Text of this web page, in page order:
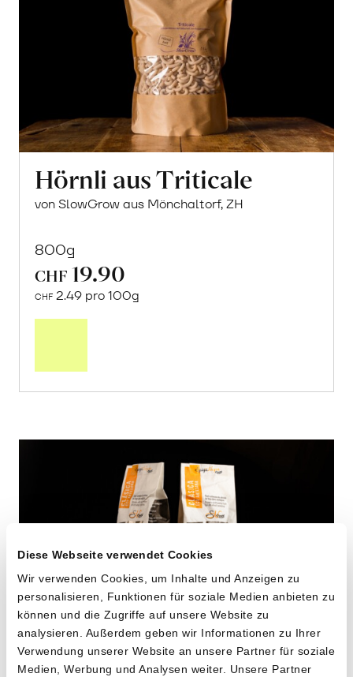
Diese Webseite verwendet Cookies
Wir verwenden Cookies, um Inhalte und Anzeigen zu
personalisieren, Funktionen für soziale Medien anbieten zu
können und die Zugriffe auf unsere Website zu
analysieren. Außerdem geben wir Informationen zu Ihrer
Verwendung unserer Website an unsere Partner für soziale
Medien, Werbung und Analysen weiter. Unsere Partner
Hörnli aus Triticale
von SlowGrow aus Mönchaltorf, ZH
800g
CHF 19.90
CHF 2.49 pro 100g
Maccheroni aus alten